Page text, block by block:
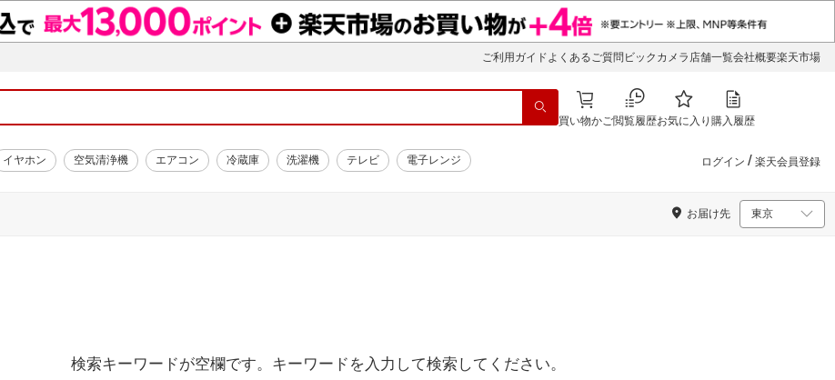
ご利用ガイド よくあるご質問 ビックカメラ店舗一覧会社概要楽天市場
買い物かご閲覧履歴お気に入り 購入履歴
イヤホン 空気清浄機 エアコン 冷蔵庫 洗濯機 テレビ 電子レンジ ログイン / 楽天会員登録
お届け先
検索キーワードが空欄です。キーワードを入力して検索してください。